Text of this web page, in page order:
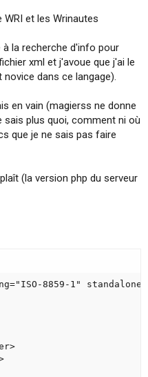
WRI et les Wrinautes
la recherche d'info pour
xml et j'avoue que j'ai le
dans ce langage).
en vain (magierss ne donne
sais plus quoi, comment ni où
que je ne sais pas faire
(la version php du serveur
8859-1"